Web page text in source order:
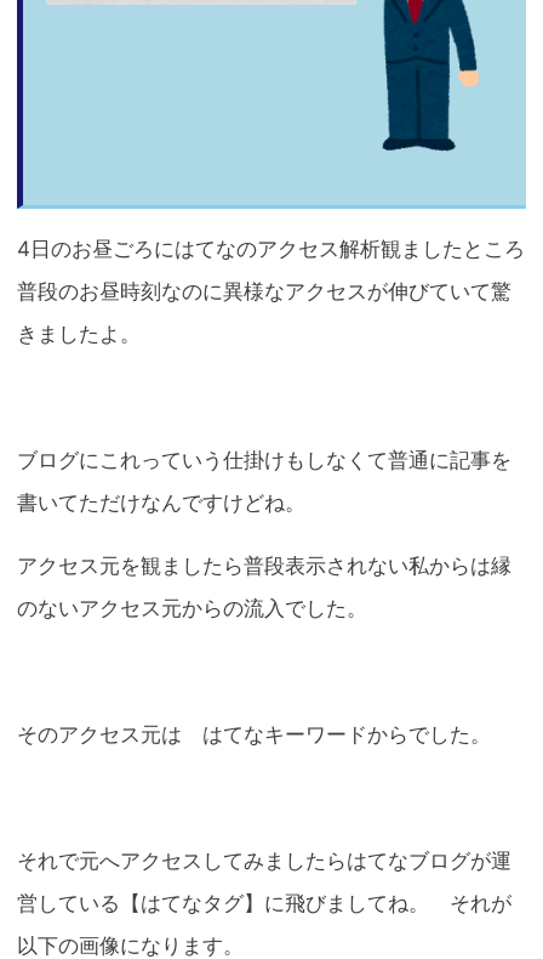
4日のお昼ごろにはてなのアクセス解析観ましたところ
普段のお昼時刻なのに異様なアクセスが伸びていて驚
きましたよ。
ブログにこれっていう仕掛けもしなくて普通に記事を
書いてただけなんですけどね。
アクセス元を観ましたら普段表示されない私からは縁
のないアクセス元からの流入でした。
そのアクセス元は はてなキーワードからでした。
それで元へアクセスしてみましたらはてなブログが運
営している【はてなタグ】に飛びましてね。 それが
以下の画像になります。